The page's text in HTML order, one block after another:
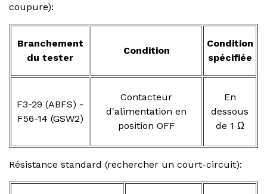
coupure):
Branchement
du tester
Condition
Condition
spécifiée
F3-29 (ABFS) -
F56-14 (GSW2)
Contacteur
d'alimentation en
position OFF
En
dessous
de 1 Ω
Résistance standard (rechercher un court-circuit):